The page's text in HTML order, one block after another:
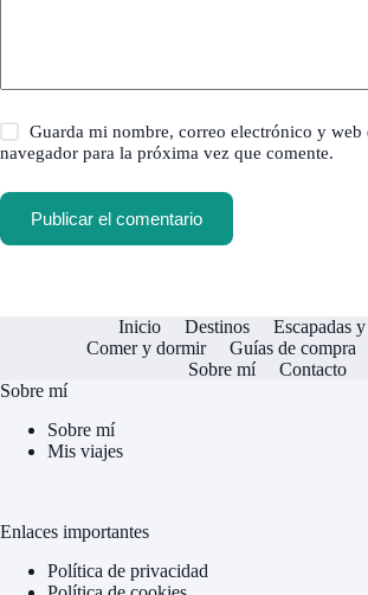
Guarda mi nombre, correo electrónico y web
navegador para la próxima vez que comente.
Publicar el comentario
Inicio Destinos
Escapadas
Comer y dormir
Guías de compra
Sobre mí
Contacto
Sobre mí
Sobre mí
Mis viajes
Enlaces importantes
Política de privacidad